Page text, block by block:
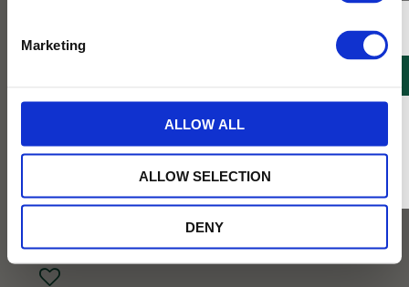
Marketing
ALLOW ALL
ALLOW SELECTION
DENY
Lägg till i favoriter
* Rabatten gäller endast online på Tehusetjava.se. Rabatten fungerar endast på